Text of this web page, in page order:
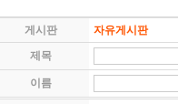
게시판
자유게시판
제목
이름